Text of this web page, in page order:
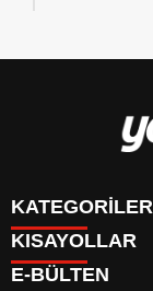
KATEGORİLER
Manşet
Gündem
KISAYOLLAR
E-BÜLTEN